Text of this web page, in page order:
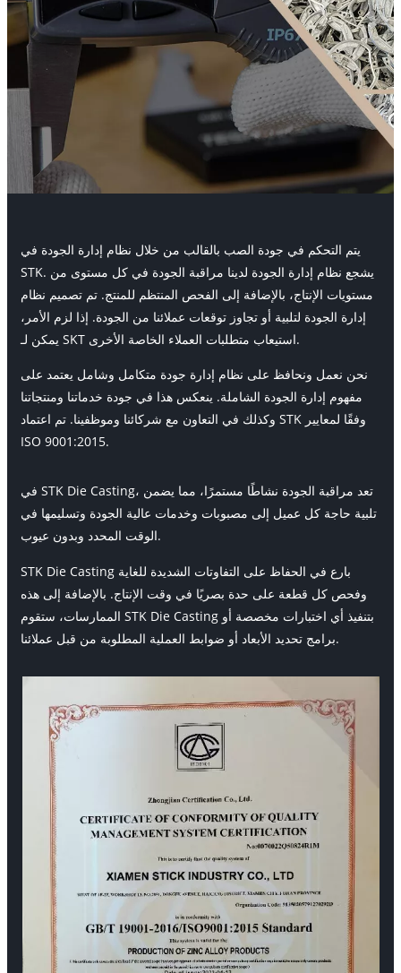
يتم التحكم في جودة الصب بالقالب من خلال نظام إدارة الجودة في
STK. يشجع نظام إدارة الجودة لدينا مراقبة الجودة في كل مستوى من
مستويات الإنتاج، بالإضافة إلى الفحص المنتظم للمنتج. تم تصميم نظام
إدارة الجودة لتلبية أو تجاوز توقعات عملائنا من الجودة. إذا لزم الأمر،
يمكن لـ SKT استيعاب متطلبات العملاء الخاصة الأخرى.
نحن نعمل ونحافظ على نظام إدارة جودة متكامل وشامل يعتمد على
مفهوم إدارة الجودة الشاملة. ينعكس هذا في جودة خدماتنا ومنتجاتنا
وكذلك في التعاون مع شركائنا وموظفينا. تم اعتماد STK وفقًا لمعايير
ISO 9001:2015.
في STK Die Casting، تعد مراقبة الجودة نشاطًا مستمرًا، مما يضمن
تلبية حاجة كل عميل إلى مصبوبات وخدمات عالية الجودة وتسليمها في
الوقت المحدد وبدون عيوب.
STK Die Casting بارع في الحفاظ على التفاوتات الشديدة للغاية
وفحص كل قطعة على حدة بصريًا في وقت الإنتاج. بالإضافة إلى هذه
الممارسات، ستقوم STK Die Casting بتنفيذ أي اختبارات مخصصة أو
برامج تحديد الأبعاد أو ضوابط العملية المطلوبة من قبل عملائنا.